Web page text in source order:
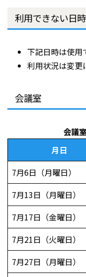
利用できない日時
下記日時は使用
利用状況は変更
会議室
会議
月日
7月6日（月曜日）
7月13日（月曜日）
7月17日（金曜日）
7月21日（火曜日）
7月27日（月曜日）